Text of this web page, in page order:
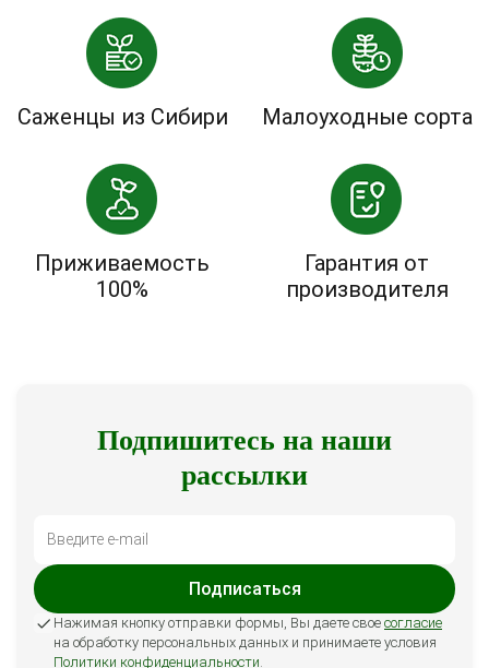
Саженцы из Сибири Малоуходные сорта
Приживаемость
100%
Гарантия от
производителя
Подпишитесь на наши
рассылки
Подписаться
Нажимая кнопку отправки формы, Вы даете свое согласие
на обработку персональных данных и принимаете условия
Политики конфиденциальности.